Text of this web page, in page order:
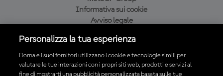
Informativa sui cookie
Avviso legale
Condizioni di acquisto
Personalizza la tua esperienza
Dorna e i suoi fornitori utilizzano i cookie e tecnologie simili per
valutare le tue interazioni con i propri siti web, prodotti e servizi al
fine di mostrarti una pubblicità personalizzata basata sulle tue